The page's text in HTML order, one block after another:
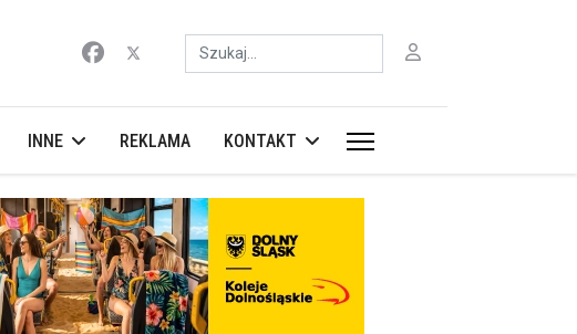
Szukaj
INNE REKLAMA KONTAKT